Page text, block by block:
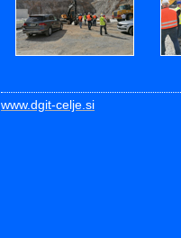
www.dgit-celje.si